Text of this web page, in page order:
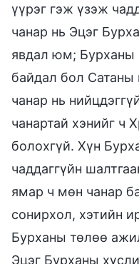
үүрэг гэж үзэж
чанар нь Эцэг
явдал юм; Бурханы
байдал бол
чанар нь
чанартай хэнийг ч
болохгүй. Хүн
чаддаггүйн
ямар ч мөн чанар
сонирхол, хэтийн
Бурханы төлөө
Эцэг Бурханы